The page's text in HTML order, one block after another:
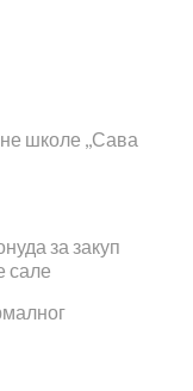
школе ,,Сава
за закуп
сале